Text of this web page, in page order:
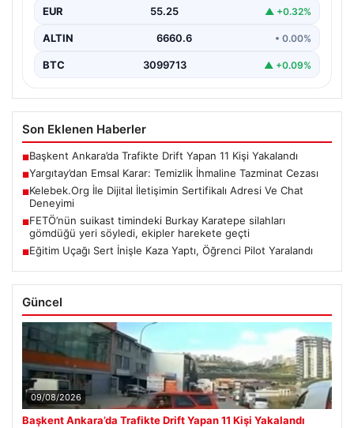
EUR 55.25 ▲ +0.32%
ALTIN 6660.6 • 0.00%
BTC 3099713 ▲ +0.09%
Son Eklenen Haberler
■Başkent Ankara’da Trafikte Drift Yapan 11 Kişi Yakalandı
■Yargıtay’dan Emsal Karar: Temizlik İhmaline Tazminat Cezası
■Kelebek.Org İle Dijital İletişimin Sertifikalı Adresi Ve Chat
Deneyimi
■FETÖ’nün suikast timindeki Burkay Karatepe silahları
gömdüğü yeri söyledi, ekipler harekete geçti
■Eğitim Uçağı Sert İnişle Kaza Yaptı, Öğrenci Pilot Yaralandı
Güncel
09/08/2026
Başkent Ankara’da Trafikte Drift Yapan 11 Kişi Yakalandı